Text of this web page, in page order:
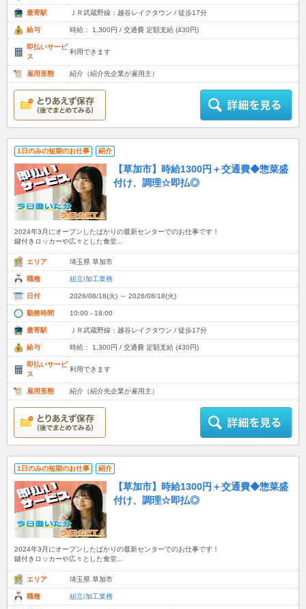
最寄駅 ＪＲ武蔵野線：越谷レイクタウン / 徒歩17分
給与 時給： 1,300円 / 交通費 定額支給 (430円)
即払いサービ
ス
利用できます
雇用形態 紹介（紹介先企業が雇用主）
1日のみの短期のお仕事 紹介
【草加市】時給1300円＋交通費◆惣菜盛
付け、調理☆即払◎
2024年3月にオープンしたばかりの最新センターでのお仕事です！
鍵付きロッカーや広々とした食堂...
エリア 埼玉県 草加市
職種 組立/加工業務
日付 2026/08/18(火) ～ 2026/08/18(火)
勤務時間 10:00 - 18:00
最寄駅 ＪＲ武蔵野線：越谷レイクタウン / 徒歩17分
給与 時給： 1,300円 / 交通費 定額支給 (430円)
即払いサービ
ス
利用できます
雇用形態 紹介（紹介先企業が雇用主）
1日のみの短期のお仕事 紹介
【草加市】時給1300円＋交通費◆惣菜盛
付け、調理☆即払◎
2024年3月にオープンしたばかりの最新センターでのお仕事です！
鍵付きロッカーや広々とした食堂...
エリア 埼玉県 草加市
職種 組立/加工業務